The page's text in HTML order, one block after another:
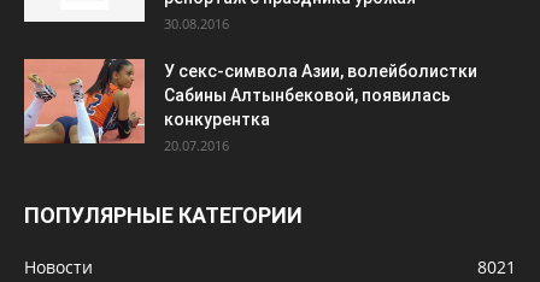
30.08.2016
У секс-символа Азии, волейболистки
Сабины Алтынбековой, появилась
конкурентка
20.07.2016
ПОПУЛЯРНЫЕ КАТЕГОРИИ
Новости
8021